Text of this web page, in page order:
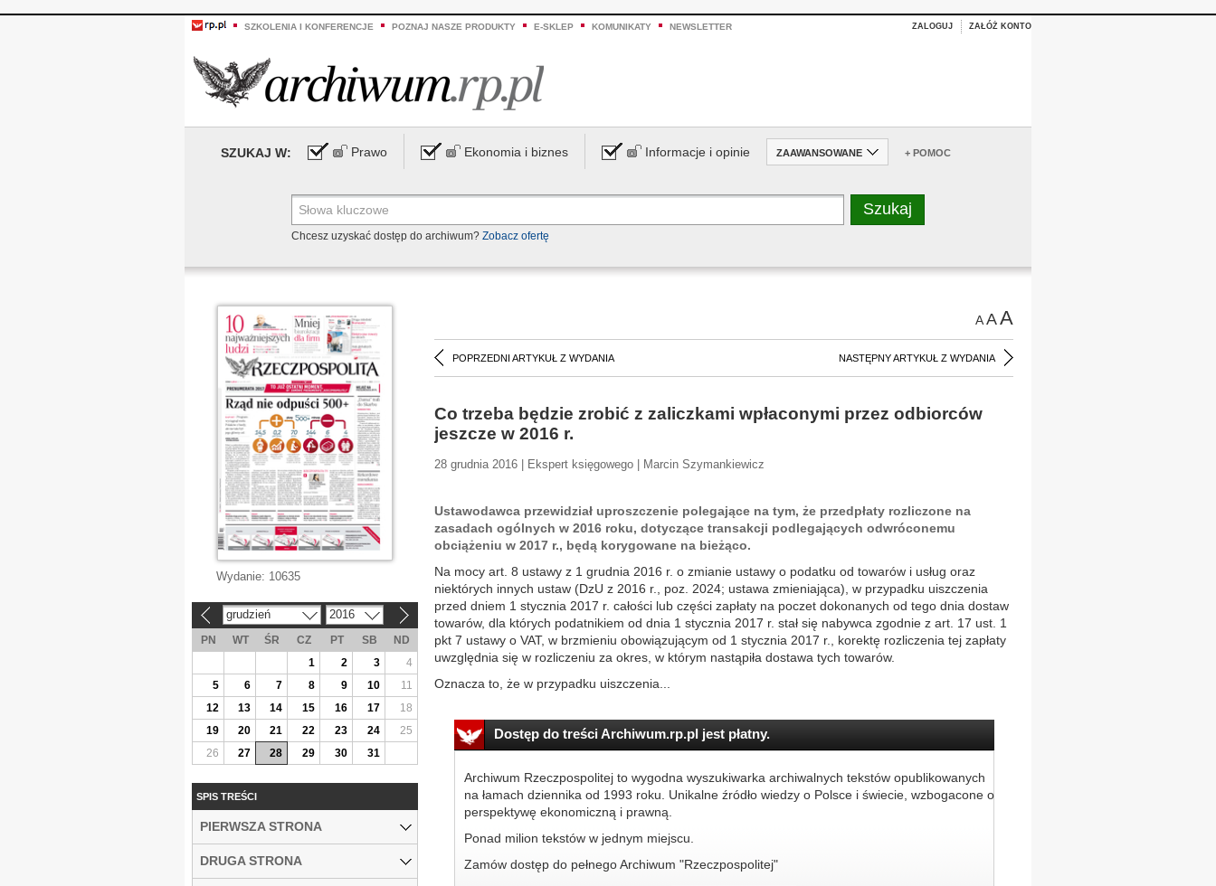
SZKOLENIA I KONFERENCJE POZNAJ NASZE PRODUKTY E-SKLEP KOMUNIKATY NEWSLETTER ZALOGUJ ZAŁÓŻ KONTO
SZUKAJ W: Prawo Ekonomia i biznes Informacje i opinie ZAAWANSOWANE + POMOC
Chcesz uzyskać dostęp do archiwum? Zobacz ofertę
AAA
POPRZEDNI ARTYKUŁ Z WYDANIA NASTĘPNY ARTYKUŁ Z WYDANIA
Co trzeba będzie zrobić z zaliczkami wpłaconymi przez odbiorców
jeszcze w 2016 r.
28 grudnia 2016 | Ekspert księgowego | Marcin Szymankiewicz
Ustawodawca przewidział uproszczenie polegające na tym, że przedpłaty rozliczone na
zasadach ogólnych w 2016 roku, dotyczące transakcji podlegających odwróconemu
obciążeniu w 2017 r., będą korygowane na bieżąco.
Na mocy art. 8 ustawy z 1 grudnia 2016 r. o zmianie ustawy o podatku od towarów i usług oraz
niektórych innych ustaw (DzU z 2016 r., poz. 2024; ustawa zmieniająca), w przypadku uiszczenia
przed dniem 1 stycznia 2017 r. całości lub części zapłaty na poczet dokonanych od tego dnia dostaw
towarów, dla których podatnikiem od dnia 1 stycznia 2017 r. stał się nabywca zgodnie z art. 17 ust. 1
pkt 7 ustawy o VAT, w brzmieniu obowiązującym od 1 stycznia 2017 r., korektę rozliczenia tej zapłaty
uwzględnia się w rozliczeniu za okres, w którym nastąpiła dostawa tych towarów.
Oznacza to, że w przypadku uiszczenia...
Dostęp do treści Archiwum.rp.pl jest płatny.
Archiwum Rzeczpospolitej to wygodna wyszukiwarka archiwalnych tekstów opublikowanych
na łamach dziennika od 1993 roku. Unikalne źródło wiedzy o Polsce i świecie, wzbogacone o
perspektywę ekonomiczną i prawną.
Ponad milion tekstów w jednym miejscu.
Zamów dostęp do pełnego Archiwum "Rzeczpospolitej"
Wydanie: 10635
grudzień 2016
PN WT ŚR CZ PT SB
ND
1
2 3
4
5
6 7 8 9 10
11
12
13 14 15 16 17
18
19
20 21 22 23 24
25
26
27 28 29 30 31
SPIS TREŚCI
PIERWSZA STRONA
DRUGA STRONA